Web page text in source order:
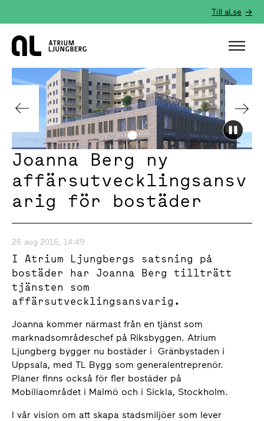
Till al.se
Hem
Joanna Berg ny
affärsutvecklingsansv
arig för bostäder
26 aug 2016, 14:49
I Atrium Ljungbergs satsning på
bostäder har Joanna Berg tillträtt
tjänsten som
affärsutvecklingsansvarig.
Joanna kommer närmast från en tjänst som
marknadsområdeschef på Riksbyggen. Atrium
Ljungberg bygger nu bostäder i Gränbystaden i
Uppsala, med TL Bygg som generalentreprenör.
Planer finns också för fler bostäder på
Mobiliaområdet i Malmö och i Sickla, Stockholm.
I vår vision om att skapa stadsmiljöer som lever